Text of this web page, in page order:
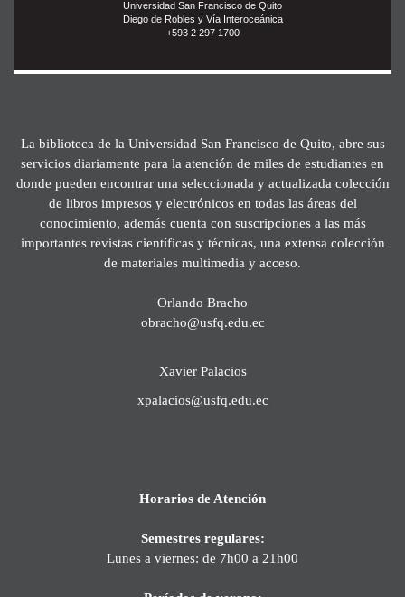
Universidad San Francisco de Quito
Diego de Robles y Vía Interoceánica
+593 2 297 1700
La biblioteca de la Universidad San Francisco de Quito, abre sus
servicios diariamente para la atención de miles de estudiantes en
donde pueden encontrar una seleccionada y actualizada colección
de libros impresos y electrónicos en todas las áreas del
conocimiento, además cuenta con suscripciones a las más
importantes revistas científicas y técnicas, una extensa colección
de materiales multimedia y acceso.
Orlando Bracho
obracho@usfq.edu.ec
Xavier Palacios
xpalacios@usfq.edu.ec
Horarios de Atención
Semestres regulares:
Lunes a viernes: de 7h00 a 21h00